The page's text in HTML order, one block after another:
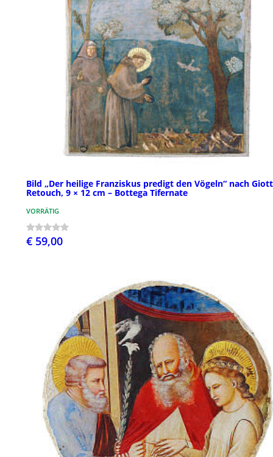
Bild „Der heilige Franziskus predigt den Vögeln“ nach
Retouch, 9 × 12 cm – Bottega Tifernate
VORRÄTIG
€ 59,00